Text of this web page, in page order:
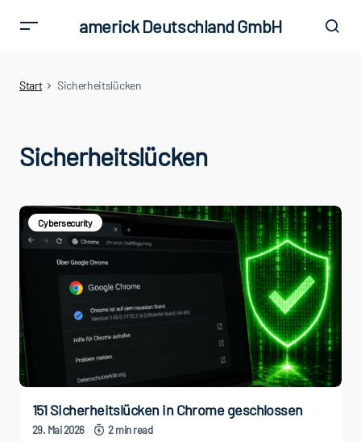
americk Deutschland GmbH
Start Sicherheitslücken
Sicherheitslücken
Cybersecurity
151 Sicherheitslücken in Chrome geschlossen
29. Mai 2026 2 min read